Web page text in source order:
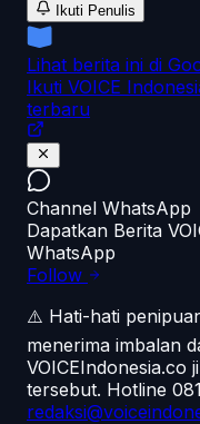
Ikuti Penulis
Lihat berita ini di
Ikuti VOICE
terbaru
Channel WhatsApp
Dapatkan Berita
WhatsApp
Follow
⚠️ Hati-hati
menerima imbalan
VOICEIndonesia.co
tersebut. Hotline